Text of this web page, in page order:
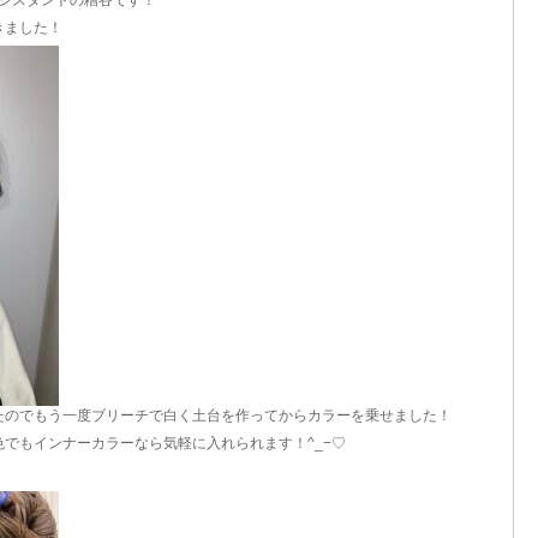
した！
でもう一度ブリーチで白く土台を作ってからカラーを乗せました！
もインナーカラーなら気軽に入れられます！‪^_−♡‬